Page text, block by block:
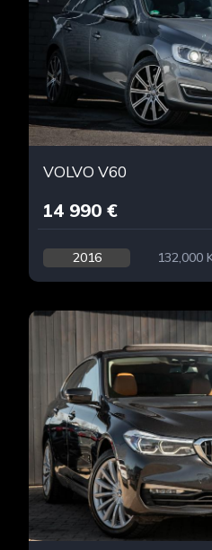
VOLVO V60
14 990 €
2016 132,000